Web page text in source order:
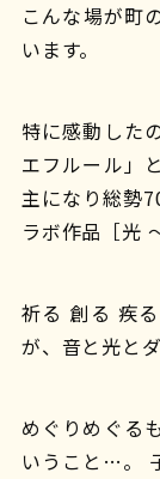
こんな場が町
います。
特に感動した
エフルール」
主になり総勢
ラボ作品［光
祈る 創る 疾
が、音と光と
めぐりめぐる
いうこと…。